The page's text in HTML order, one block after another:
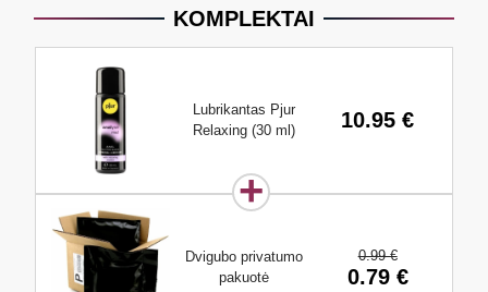
KOMPLEKTAI
Lubrikantas Pjur
Relaxing (30 ml)
10.95 €
Dvigubo privatumo
pakuotė
0.99 €
0.79 €